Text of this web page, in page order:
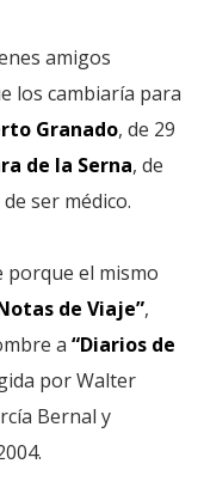
amigos
los cambiaría para
Granado, de 29
de la Serna, de
ser médico.
porque el mismo
de Viaje”,
a “Diarios de
por Walter
Bernal y